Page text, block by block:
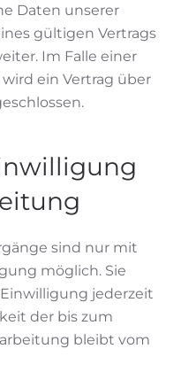
Daten unserer
gültigen Vertrags
Im Falle einer
ein Vertrag über
sind nur mit
möglich. Sie
jederzeit
der bis zum
bleibt vom